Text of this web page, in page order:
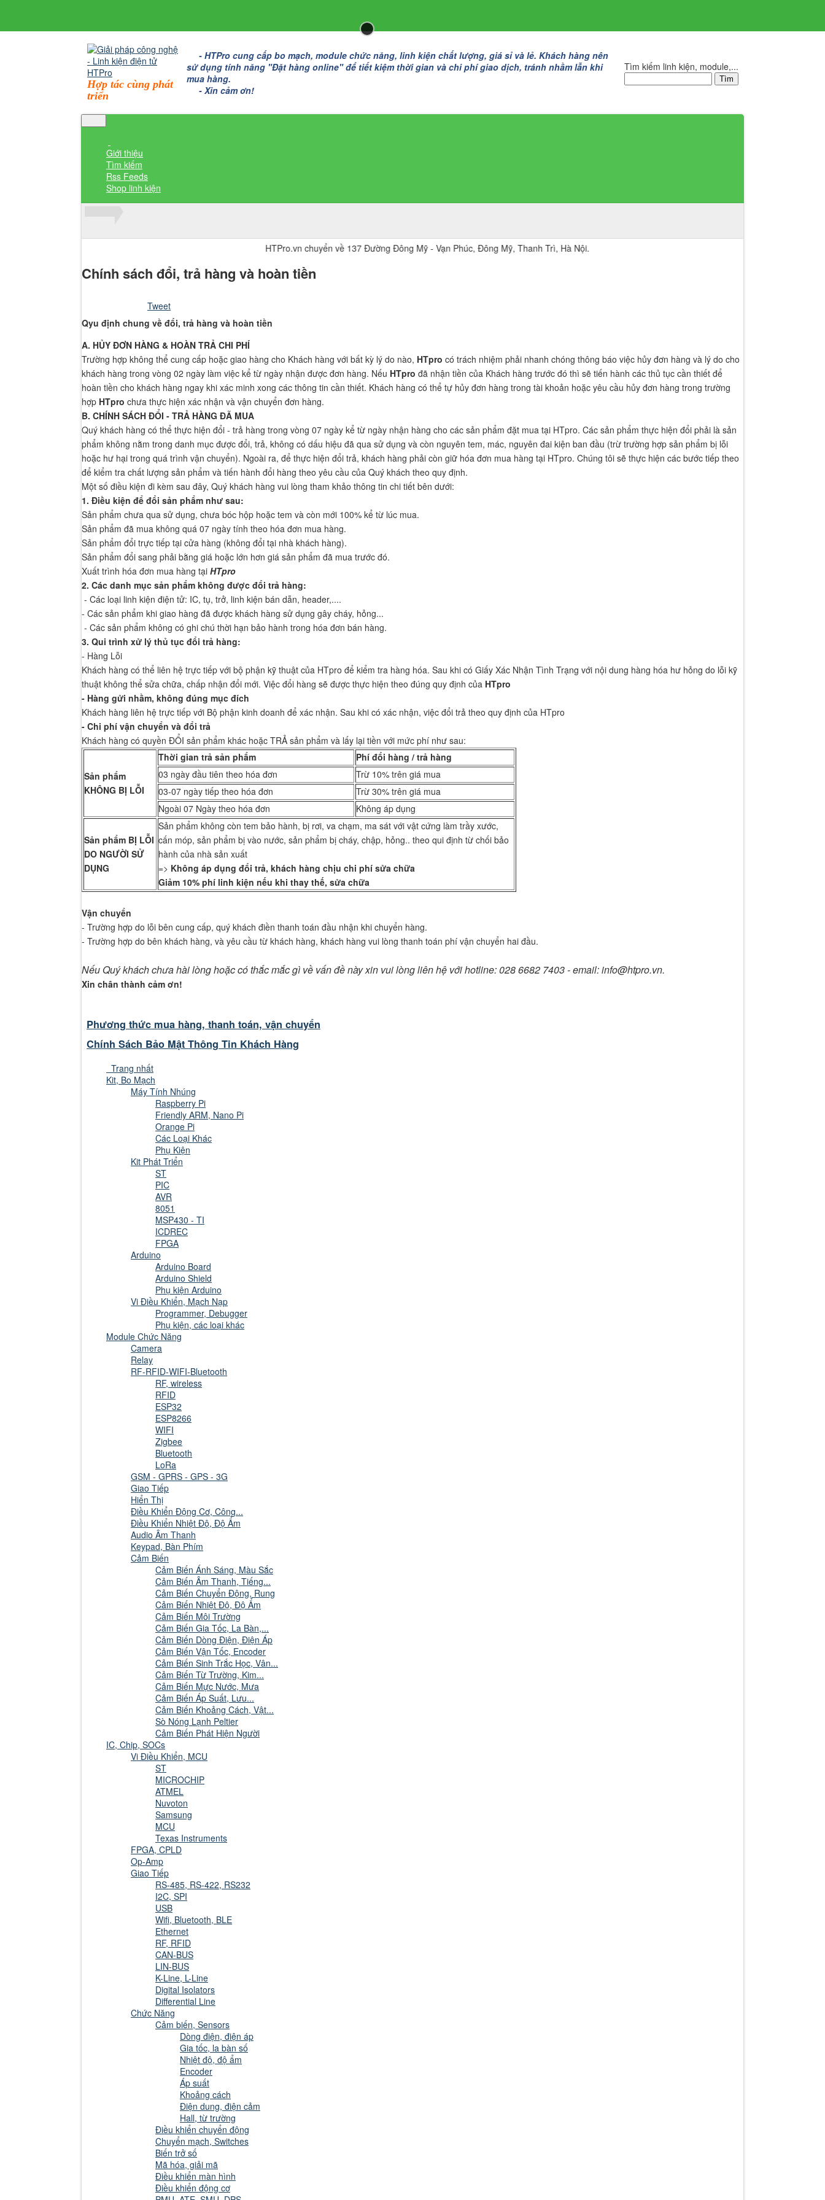
Hợp tác cùng phát
triển
- HTPro cung cấp bo mạch, module chức năng, linh kiện chất lượng, giá sỉ và lẻ. Khách hàng nên
sử dụng tính năng "Đặt hàng online" để tiết kiệm thời gian và chi phí giao dịch, tránh nhầm lẫn khi
mua hàng.
- Xin cảm ơn!
Tìm kiếm linh kiện, module,...
Giới thiệu
Tìm kiếm
Rss Feeds
Shop linh kiện
HTPro.vn chuyển về 137 Đường Đông Mỹ - Vạn Phúc, Đông Mỹ, Thanh Trì, Hà Nội.
Chính sách đổi, trả hàng và hoàn tiền
Tweet
Qyu định chung về đổi, trả hàng và hoàn tiền
A. HỦY ĐƠN HÀNG & HOÀN TRẢ CHI PHÍ
Trường hợp không thể cung cấp hoặc giao hàng cho Khách hàng với bất kỳ lý do nào, HTpro có trách nhiệm phải nhanh chóng thông báo việc hủy đơn hàng và lý do cho
khách hàng trong vòng 02 ngày làm việc kể từ ngày nhận được đơn hàng. Nếu HTpro đã nhận tiền của Khách hàng trước đó thì sẽ tiến hành các thủ tục cần thiết để
hoàn tiền cho khách hàng ngay khi xác minh xong các thông tin cần thiết. Khách hàng có thể tự hủy đơn hàng trong tài khoản hoặc yêu cầu hủy đơn hàng trong trường
hợp HTpro chưa thực hiện xác nhận và vận chuyển đơn hàng.
B. CHÍNH SÁCH ĐỔI - TRẢ HÀNG ĐÃ MUA
Quý khách hàng có thể thực hiện đổi - trả hàng trong vòng 07 ngày kể từ ngày nhận hàng cho các sản phẩm đặt mua tại HTpro. Các sản phẩm thực hiện đổi phải là sản
phẩm không nằm trong danh mục được đổi, trả, không có dấu hiệu đã qua sử dụng và còn nguyên tem, mác, nguyên đai kiện ban đầu (trừ trường hợp sản phẩm bị lỗi
hoặc hư hại trong quá trình vận chuyển). Ngoài ra, để thực hiện đổi trả, khách hàng phải còn giữ hóa đơn mua hàng tại HTpro. Chúng tôi sẽ thực hiện các bước tiếp theo
để kiểm tra chất lượng sản phẩm và tiến hành đổi hàng theo yêu cầu của Quý khách theo quy định.
Một số điều kiện đi kèm sau đây, Quý khách hàng vui lòng tham khảo thông tin chi tiết bên dưới:
1. Điều kiện để đổi sản phẩm như sau:
Sản phẩm chưa qua sử dụng, chưa bóc hộp hoặc tem và còn mới 100% kể từ lúc mua.
Sản phẩm đã mua không quá 07 ngày tính theo hóa đơn mua hàng.
Sản phẩm đổi trực tiếp tại cửa hàng (không đổi tại nhà khách hàng).
Sản phẩm đổi sang phải bằng giá hoặc lớn hơn giá sản phẩm đã mua trước đó.
Xuất trình hóa đơn mua hàng tại HTpro
2. Các danh mục sản phẩm không được đổi trả hàng:
- Các loại linh kiện điện tử: IC, tụ, trở, linh kiện bán dẫn, header,....
- Các sản phẩm khi giao hàng đã được khách hàng sử dụng gây cháy, hỏng...
- Các sản phẩm không có ghi chú thời hạn bảo hành trong hóa đơn bán hàng.
3. Qui trình xử lý thủ tục đổi trả hàng:
- Hàng Lỗi
Khách hàng có thể liên hệ trực tiếp với bộ phận kỹ thuật của HTpro để kiểm tra hàng hóa. Sau khi có Giấy Xác Nhận Tình Trạng với nội dung hàng hóa hư hỏng do lỗi kỹ
thuật không thể sửa chữa, chấp nhận đổi mới. Việc đổi hàng sẽ được thực hiện theo đúng quy định của HTpro
- Hàng gửi nhầm, không đúng mục đích
Khách hàng liên hệ trực tiếp với Bộ phận kinh doanh để xác nhận. Sau khi có xác nhận, việc đổi trả theo quy định của HTpro
- Chi phí vận chuyển và đổi trả
Khách hàng có quyền ĐỔI sản phẩm khác hoặc TRẢ sản phẩm và lấy lại tiền với mức phí như sau:
Sản phẩm
KHÔNG BỊ LỖI
Thời gian trả sản phẩm
Phí đổi hàng / trả hàng
03 ngày đầu tiên theo hóa đơn
Trừ 10% trên giá mua
03-07 ngày tiếp theo hóa đơn
Trừ 30% trên giá mua
Ngoài 07 Ngày theo hóa đơn
Không áp dụng
Sản phẩm BỊ LỖI
DO NGƯỜI SỬ
DỤNG
Sản phẩm không còn tem bảo hành, bị rơi, va chạm, ma sát với vật cứng làm trầy xước,
cấn móp, sản phẩm bị vào nước, sản phẩm bị cháy, chập, hỏng.. theo qui định từ chối bảo
hành của nhà sản xuất
=> Không áp dụng đổi trả, khách hàng chịu chi phí sửa chữa
Giảm 10% phí linh kiện nếu khi thay thế, sửa chữa
Vận chuyển
- Trường hợp do lỗi bên cung cấp, quý khách điền thanh toán đầu nhận khi chuyển hàng.
- Trường hợp do bên khách hàng, và yêu cầu từ khách hàng, khách hàng vui lòng thanh toán phí vận chuyển hai đầu.
Nếu Quý khách chưa hài lòng hoặc có thắc mắc gì về vấn đề này xin vui lòng liên hệ với hotline: 028 6682 7403 - email: info@htpro.vn.
Xin chân thành cảm ơn!
Phương thức mua hàng, thanh toán, vận chuyển
Chính Sách Bảo Mật Thông Tin Khách Hàng
Trang nhất
Kit, Bo Mạch
Máy Tính Nhúng
Raspberry Pi
Friendly ARM, Nano Pi
Orange Pi
Các Loại Khác
Phụ Kiện
Kit Phát Triển
ST
PIC
AVR
8051
MSP430 - TI
ICDREC
FPGA
Arduino
Arduino Board
Arduino Shield
Phụ kiện Arduino
Vi Điều Khiển, Mạch Nạp
Programmer, Debugger
Phụ kiện, các loại khác
Module Chức Năng
Camera
Relay
RF-RFID-WIFI-Bluetooth
RF, wireless
RFID
ESP32
ESP8266
WIFI
Zigbee
Bluetooth
LoRa
GSM - GPRS - GPS - 3G
Giao Tiếp
Hiển Thị
Điều Khiển Động Cơ, Công...
Điều Khiển Nhiệt Độ, Độ Ẩm
Audio Âm Thanh
Keypad, Bàn Phím
Cảm Biến
Cảm Biến Ánh Sáng, Màu Sắc
Cảm Biến Âm Thanh, Tiếng...
Cảm Biến Chuyển Động, Rung
Cảm Biến Nhiệt Độ, Độ Ẩm
Cảm Biến Môi Trường
Cảm Biến Gia Tốc, La Bàn,...
Cảm Biến Dòng Điện, Điện Áp
Cảm Biến Vận Tốc, Encoder
Cảm Biến Sinh Trắc Học, Vân...
Cảm Biến Từ Trường, Kim...
Cảm Biến Mực Nước, Mưa
Cảm Biến Áp Suất, Lưu...
Cảm Biến Khoảng Cách, Vật...
Sò Nóng Lạnh Peltier
Cảm Biến Phát Hiện Người
IC, Chip, SOCs
Vi Điều Khiển, MCU
ST
MICROCHIP
ATMEL
Nuvoton
Samsung
MCU
Texas Instruments
FPGA, CPLD
Op-Amp
Giao Tiếp
RS-485, RS-422, RS232
I2C, SPI
USB
Wifi, Bluetooth, BLE
Ethernet
RF, RFID
CAN-BUS
LIN-BUS
K-Line, L-Line
Digital Isolators
Differential Line
Chức Năng
Cảm biến, Sensors
Dòng điện, điện áp
Gia tốc, la bàn số
Nhiệt độ, độ ẩm
Encoder
Áp suất
Khoảng cách
Điện dung, điện cảm
Hall, từ trường
Điều khiển chuyển động
Chuyển mạch, Switches
Biến trở số
Mã hóa, giải mã
Điều khiển màn hình
Điều khiển động cơ
Thành viên đăng nhập
Hãy đăng nhập thành viên để trải nghiệm đầy đủ các tiện ích trên site
Nhập mã xác minh từ ứng dụng Google Authenticator
Nhập một trong các mã dự phòng bạn đã nhận được.
Đăng nhập